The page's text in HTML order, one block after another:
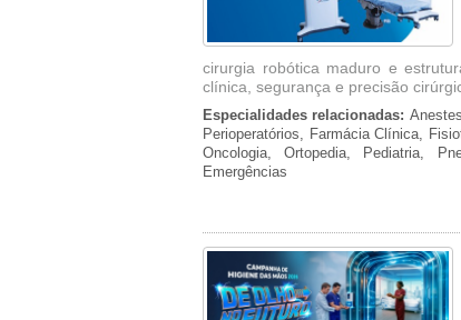
cirurgia robótica maduro e
clínica, segurança e precisão
Especialidades relacionadas:
Perioperatórios, Farmácia Clínica,
Oncologia, Ortopedia, Pediatria,
Emergências